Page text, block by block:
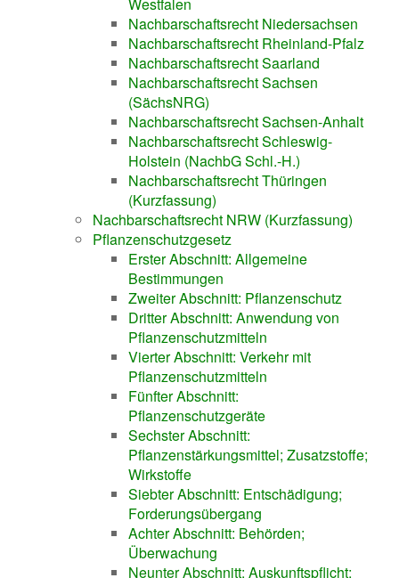
Nachbarschaftsrecht Niedersachsen
Nachbarschaftsrecht Rheinland-Pfalz
Nachbarschaftsrecht Saarland
Nachbarschaftsrecht Sachsen
(SächsNRG)
Nachbarschaftsrecht Sachsen-Anhalt
Nachbarschaftsrecht Schleswig-
Holstein (NachbG Schl.-H.)
Nachbarschaftsrecht Thüringen
(Kurzfassung)
Nachbarschaftsrecht NRW (Kurzfassung)
Pflanzenschutzgesetz
Erster Abschnitt: Allgemeine
Bestimmungen
Zweiter Abschnitt: Pflanzenschutz
Dritter Abschnitt: Anwendung von
Pflanzenschutzmitteln
Vierter Abschnitt: Verkehr mit
Pflanzenschutzmitteln
Fünfter Abschnitt:
Pflanzenschutzgeräte
Sechster Abschnitt:
Pflanzenstärkungsmittel; Zusatzstoffe;
Wirkstoffe
Siebter Abschnitt: Entschädigung;
Forderungsübergang
Achter Abschnitt: Behörden;
Überwachung
Neunter Abschnitt: Auskunftspflicht;